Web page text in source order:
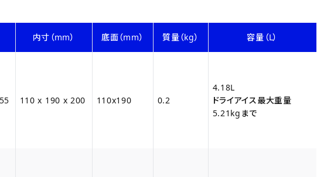
内寸（mm） 底面（mm） 質量（kg） 容量（L）
110 x 190 x 200 110x190 0.2
4.18L
ドライアイス最大重量
5.21kgまで